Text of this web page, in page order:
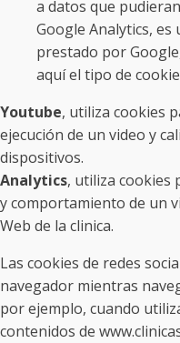
a datos que
Google Analytics, es
prestado por
aquí el tipo de
Youtube, utiliza cookies
ejecución de un video y
dispositivos.
Analytics, utiliza cookies
y comportamiento de un
Web de la clinica.
Las cookies de redes
navegador mientras
por ejemplo, cuando
contenidos de